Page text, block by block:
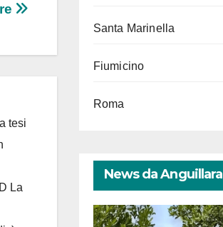
tesi
La
Santa Marinella
Fiumicino
Roma
News da Anguillara